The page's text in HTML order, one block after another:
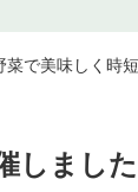
菜で美味しく
催しま